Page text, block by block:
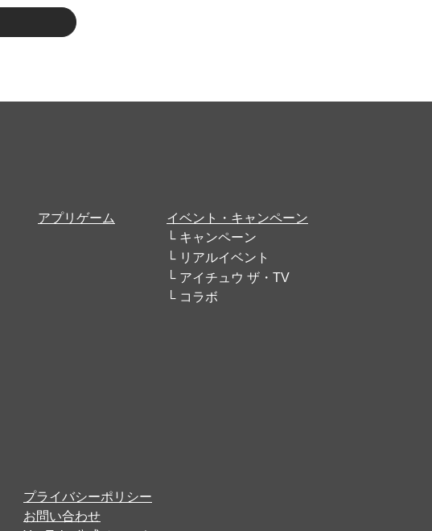
アプリゲーム
イベント・キャンペーン
キャンペーン
リアルイベント
アイチュウ ザ・TV
コラボ
プライバシーポリシー
お問い合わせ